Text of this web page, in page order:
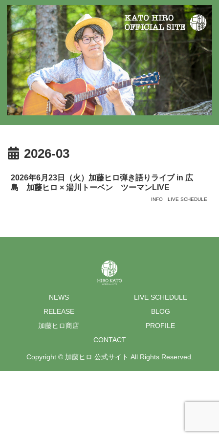
2026-03
2026年6月23日（火）加藤ヒロ弾き語りライブ in 広
島 加藤ヒロ × 湯川トーベン ツーマンLIVE
INFO LIVE SCHEDULE
NEWS
LIVE SCHEDULE
RELEASE
BLOG
加藤ヒロ商店
PROFILE
CONTACT
Copyright © 加藤ヒロ 公式サイト All Rights Reserved.